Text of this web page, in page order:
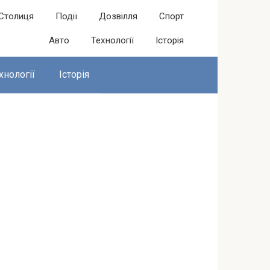
Події Дозвілля Спорт
Авто Технології Історія
Історія